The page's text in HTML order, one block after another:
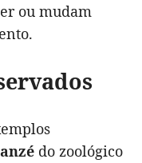
ou mudam
do zoológico